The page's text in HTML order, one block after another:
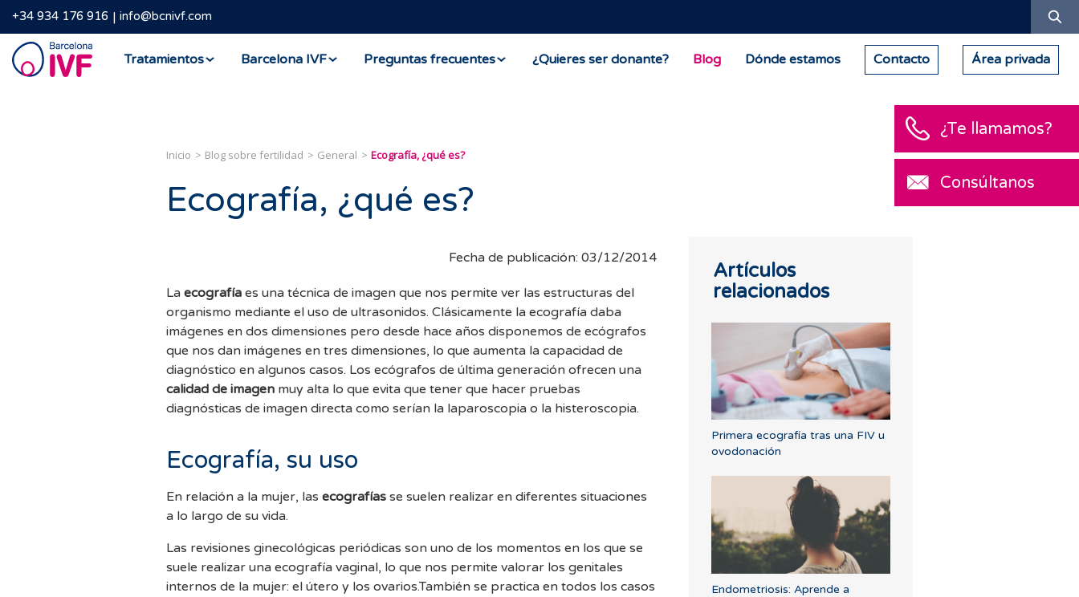
+34 934 176 916 info@bcnivf.com
Barcelona
IVF
Tratamientos Barcelona IVF Preguntas frecuentes ¿Quieres ser donante? Blog Dónde estamos Contacto Área privada
Inicio Blog sobre fertilidad General Ecografía, ¿qué es?
Ecografía, ¿qué es?
Fecha de publicación: 03/12/2014
La ecografía es una técnica de imagen que nos permite ver las estructuras del
organismo mediante el uso de ultrasonidos. Clásicamente la ecografía daba
imágenes en dos dimensiones pero desde hace años disponemos de ecógrafos
que nos dan imágenes en tres dimensiones, lo que aumenta la capacidad de
diagnóstico en algunos casos. Los ecógrafos de última generación ofrecen una
calidad de imagen muy alta lo que evita que tener que hacer pruebas
diagnósticas de imagen directa como serían la laparoscopia o la histeroscopia.
Ecografía, su uso
En relación a la mujer, las ecografías se suelen realizar en diferentes situaciones
a lo largo de su vida.
Las revisiones ginecológicas periódicas son uno de los momentos en los que se
suele realizar una ecografía vaginal, lo que nos permite valorar los genitales
internos de la mujer: el útero y los ovarios.También se practica en todos los casos
Artículos
relacionados
Primera ecografía tras una FIV u
ovodonación
Endometriosis: Aprende a
¿Te llamamos?
Consúltanos